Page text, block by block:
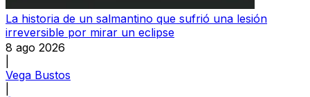
La historia de un salmantino que sufrió una lesión
irreversible por mirar un eclipse
8 ago 2026
Vega Bustos